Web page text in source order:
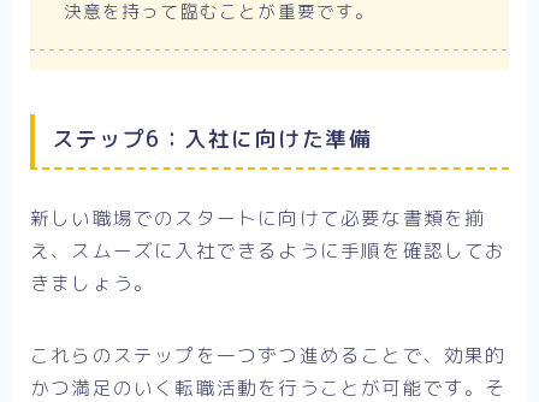
決意を持って臨むことが重要です。
ステップ6：入社に向けた準備
新しい職場でのスタートに向けて必要な書類を揃
え、スムーズに入社できるように手順を確認してお
きましょう。
これらのステップを一つずつ進めることで、効果的
かつ満足のいく転職活動を行うことが可能です。そ